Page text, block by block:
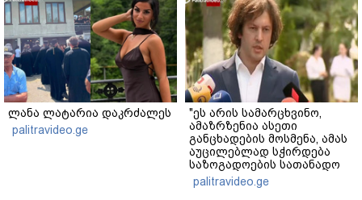
ლანა ლატარია დაკრძალეს
palitravideo.ge
"ეს არის სამარცხვინო,
ამაზრზენია ასეთი
განცხადების მოსმენა, ამას
აუცილებლად სჭირდება
საზოგადოების სათანადო
რეაქცია" - ირაკლი
კობახიძე
palitravideo.ge